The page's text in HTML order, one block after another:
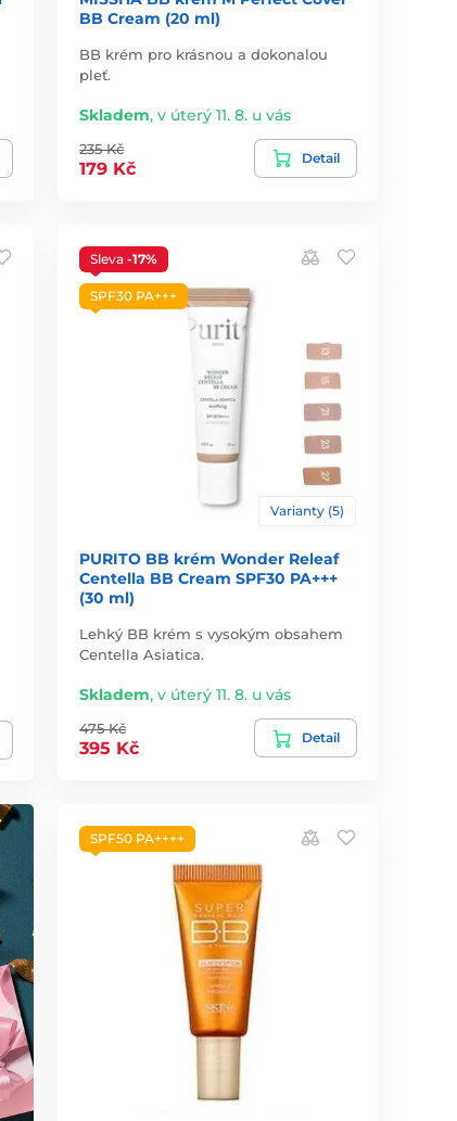
BB Cream (20 ml)
BB krém pro krásnou a dokonalou
pleť.
Skladem,v úterý 11. 8. u vás
235 Kč
179 Kč
Detail
Sleva-17%
SPF30 PA+++
Varianty (5)
PURITO BB krém Wonder Releaf
Centella BB Cream SPF30 PA+++
(30 ml)
Lehký BB krém s vysokým obsahem
Centella Asiatica.
Skladem,v úterý 11. 8. u vás
475 Kč
395 Kč
Detail
SPF50 PA++++